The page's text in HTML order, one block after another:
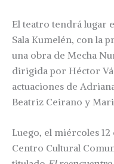
El teatro tendrá lugar
Sala Kumelén, con la
una obra de Mecha
dirigida por Héctor
actuaciones de
Beatriz Ceirano y
Luego, el miércoles
Centro Cultural